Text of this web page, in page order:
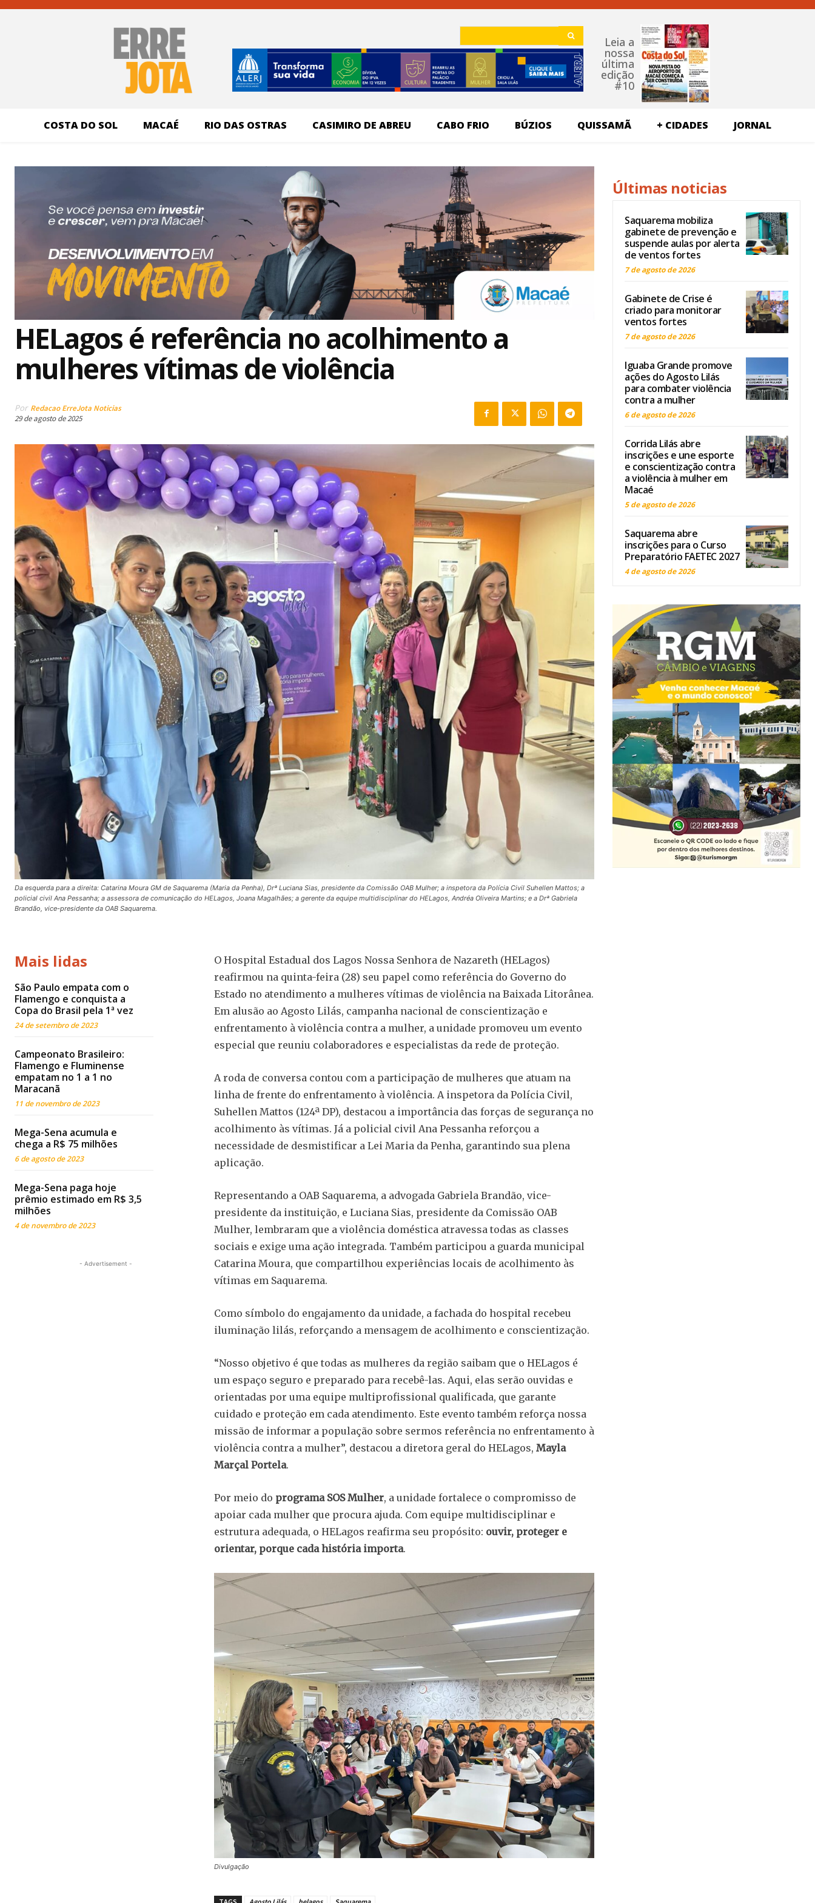
Leia a
nossa
última
edição
#10
COSTA DO SOL MACAÉ RIO DAS OSTRAS CASIMIRO DE ABREU CABO FRIO BÚZIOS QUISSAMÃ + CIDADES JORNAL
HELagos é referência no acolhimento a
mulheres vítimas de violência
Por Redacao ErreJota Noticias
29 de agosto de 2025
Da esquerda para a direita: Catarina Moura GM de Saquarema (Maria da Penha), Drª Luciana Sias, presidente da Comissão OAB Mulher; a inspetora da Polícia Civil Suhellen Mattos; a
policial civil Ana Pessanha; a assessora de comunicação do HELagos, Joana Magalhães; a gerente da equipe multidisciplinar do HELagos, Andréa Oliveira Martins; e a Drª Gabriela
Brandão, vice-presidente da OAB Saquarema.
Mais lidas
São Paulo empata com o
Flamengo e conquista a
Copa do Brasil pela 1ª vez
24 de setembro de 2023
Campeonato Brasileiro:
Flamengo e Fluminense
empatam no 1 a 1 no
Maracanã
11 de novembro de 2023
Mega-Sena acumula e
chega a R$ 75 milhões
6 de agosto de 2023
Mega-Sena paga hoje
prêmio estimado em R$ 3,5
milhões
4 de novembro de 2023
- Advertisement -
O Hospital Estadual dos Lagos Nossa Senhora de Nazareth (HELagos)
reafirmou na quinta-feira (28) seu papel como referência do Governo do
Estado no atendimento a mulheres vítimas de violência na Baixada Litorânea.
Em alusão ao Agosto Lilás, campanha nacional de conscientização e
enfrentamento à violência contra a mulher, a unidade promoveu um evento
especial que reuniu colaboradores e especialistas da rede de proteção.
A roda de conversa contou com a participação de mulheres que atuam na
linha de frente do enfrentamento à violência. A inspetora da Polícia Civil,
Suhellen Mattos (124ª DP), destacou a importância das forças de segurança no
acolhimento às vítimas. Já a policial civil Ana Pessanha reforçou a
necessidade de desmistificar a Lei Maria da Penha, garantindo sua plena
aplicação.
Representando a OAB Saquarema, a advogada Gabriela Brandão, vice-
presidente da instituição, e Luciana Sias, presidente da Comissão OAB
Mulher, lembraram que a violência doméstica atravessa todas as classes
sociais e exige uma ação integrada. Também participou a guarda municipal
Catarina Moura, que compartilhou experiências locais de acolhimento às
vítimas em Saquarema.
Como símbolo do engajamento da unidade, a fachada do hospital recebeu
iluminação lilás, reforçando a mensagem de acolhimento e conscientização.
“Nosso objetivo é que todas as mulheres da região saibam que o HELagos é
um espaço seguro e preparado para recebê-las. Aqui, elas serão ouvidas e
orientadas por uma equipe multiprofissional qualificada, que garante
cuidado e proteção em cada atendimento. Este evento também reforça nossa
missão de informar a população sobre sermos referência no enfrentamento à
violência contra a mulher”, destacou a diretora geral do HELagos, Mayla
Marçal Portela.
Por meio do programa SOS Mulher, a unidade fortalece o compromisso de
apoiar cada mulher que procura ajuda. Com equipe multidisciplinar e
estrutura adequada, o HELagos reafirma seu propósito: ouvir, proteger e
orientar, porque cada história importa.
Divulgação
Últimas noticias
Saquarema mobiliza
gabinete de prevenção e
suspende aulas por alerta
de ventos fortes
7 de agosto de 2026
Gabinete de Crise é
criado para monitorar
ventos fortes
7 de agosto de 2026
Iguaba Grande promove
ações do Agosto Lilás
para combater violência
contra a mulher
6 de agosto de 2026
Corrida Lilás abre
inscrições e une esporte
e conscientização contra
a violência à mulher em
Macaé
5 de agosto de 2026
Saquarema abre
inscrições para o Curso
Preparatório FAETEC 2027
4 de agosto de 2026